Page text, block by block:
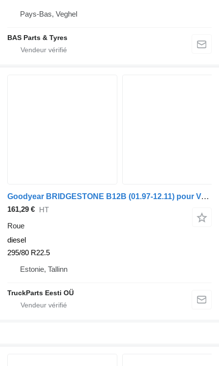
Pays-Bas, Veghel
BAS Parts & Tyres
Goodyear BRIDGESTONE B12B (01.97-12.11) pour Volvo B6, B7, B9, B10, B12 bus (1978-2011)
161,29 € HT
Roue
diesel
295/80 R22.5
Estonie, Tallinn
TruckParts Eesti OÜ